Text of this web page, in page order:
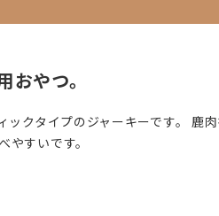
やつ。
クタイプのジャーキーです。 鹿
すいです。